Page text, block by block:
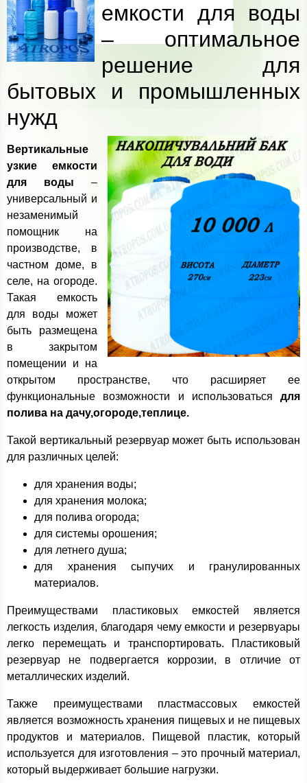
емкости для воды
– оптимальное
решение для
бытовых и промышленных
нужд
Вертикальные
узкие емкости
для воды –
универсальный и
незаменимый
помощник на
производстве, в
частном доме, в
селе, на огороде.
Такая емкость
для воды может
быть размещена
в закрытом
помещении и на
открытом пространстве, что расширяет ее
функциональные возможности и использоваться для
полива на дачу,огороде,теплице.
Такой вертикальный резервуар может быть использован
для различных целей:
для хранения воды;
для хранения молока;
для полива огорода;
для системы орошения;
для летнего душа;
для хранения сыпучих и гранулированных
материалов.
Преимуществами пластиковых емкостей является
легкость изделия, благодаря чему емкости и резервуары
легко перемещать и транспортировать. Пластиковый
резервуар не подвергается коррозии, в отличие от
металлических изделий.
Также преимуществами пластмассовых емкостей
является возможность хранения пищевых и не пищевых
продуктов и материалов. Пищевой пластик, который
используется для изготовления – это прочный материал,
который выдерживает большие нагрузки.